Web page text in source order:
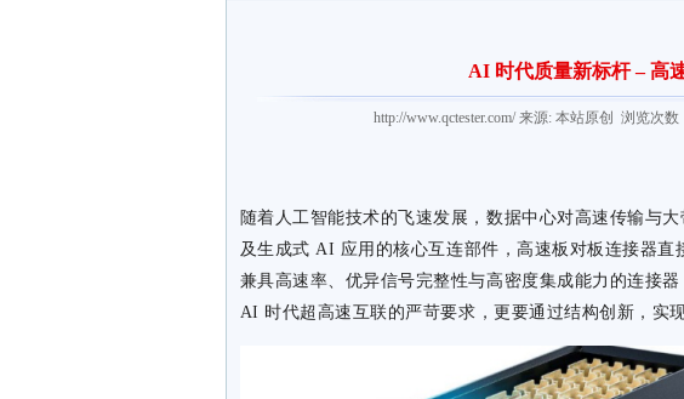
AI 时代质量新标杆 – 高
http://www.qctester.com/ 来源: 本站原创 浏览次
随着人工智能技术的飞速发展，数据中心对高速传输与
及生成式 AI 应用的核心互连部件，高速板对板连接器直
兼具高速率、优异信号完整性与高密度集成能力的连接
AI 时代超高速互联的严苛要求，更要通过结构创新，实